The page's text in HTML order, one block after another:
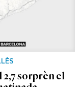
sorprèn el